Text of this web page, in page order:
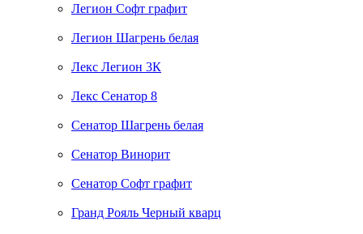
Легион Софт графит
Легион Шагрень белая
Лекс Легион 3К
Лекс Сенатор 8
Сенатор Шагрень белая
Сенатор Винорит
Сенатор Софт графит
Гранд Рояль Черный кварц